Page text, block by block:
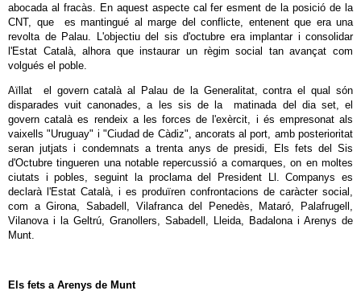
abocada al fracàs. En aquest aspecte cal fer esment de la posició de la
CNT, que es mantingué al marge del conflicte, entenent que era una
revolta de Palau. L'objectiu del sis d'octubre era implantar i consolidar
l'Estat Català, alhora que instaurar un règim social tan avançat com
volgués el poble.
Aïllat el govern català al Palau de la Generalitat, contra el qual són
disparades vuit canonades, a les sis de la matinada del dia set, el
govern català es rendeix a les forces de l'exèrcit, i és empresonat als
vaixells "Uruguay" i "Ciudad de Càdiz", ancorats al port, amb posterioritat
seran jutjats i condemnats a trenta anys de presidi, Els fets del Sis
d'Octubre tingueren una notable repercussió a comarques, on en moltes
ciutats i pobles, seguint la proclama del President Ll. Companys es
declarà l'Estat Català, i es produïren confrontacions de caràcter social,
com a Girona, Sabadell, Vilafranca del Penedès, Mataró, Palafrugell,
Vilanova i la Geltrú, Granollers, Sabadell, Lleida, Badalona i Arenys de
Munt.
Els fets a Arenys de Munt